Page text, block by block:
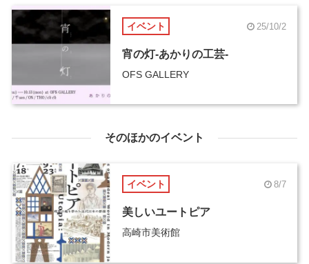
イベント 25/10/2
宵の灯-あかりの工芸-
OFS GALLERY
そのほかのイベント
イベント 8/7
美しいユートピア
高崎市美術館